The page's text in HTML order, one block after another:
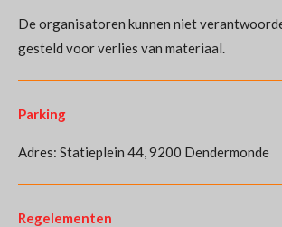
De organisatoren kunnen niet
gesteld voor verlies van materiaal.
Parking
Adres: Statieplein 44, 9200 Dendermonde
Regelementen